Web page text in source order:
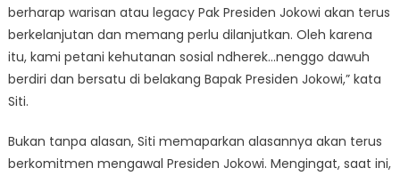
berharap warisan atau legacy Pak Presiden Jokowi akan terus
berkelanjutan dan memang perlu dilanjutkan. Oleh karena
itu, kami petani kehutanan sosial ndherek…nenggo dawuh
berdiri dan bersatu di belakang Bapak Presiden Jokowi,” kata
Siti.
Bukan tanpa alasan, Siti memaparkan alasannya akan terus
berkomitmen mengawal Presiden Jokowi. Mengingat, saat ini,